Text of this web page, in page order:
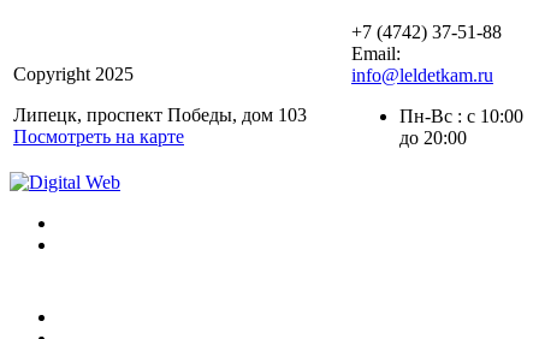
Copyright 2025
Липецк, проспект Победы, дом 103
Посмотреть на карте
+7 (4742) 37-51-88
Email:
info@leldetkam.ru
Пн-Вс : с 10:00
до 20:00